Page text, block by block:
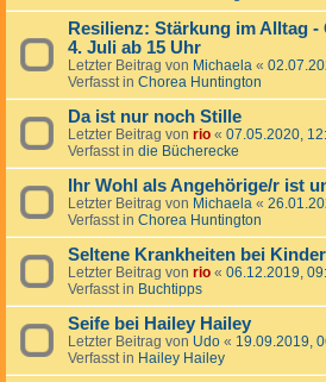
Resilienz: Stärkung im Alltag -
4. Juli ab 15 Uhr
Letzter Beitrag von Michaela «
Verfasst in Chorea Huntington
Da ist nur noch Stille
Letzter Beitrag von rio « 07.05.2020,
Verfasst in die Bücherecke
Ihr Wohl als Angehörige/r ist
Letzter Beitrag von Michaela «
Verfasst in Chorea Huntington
Seltene Krankheiten bei
Letzter Beitrag von rio « 06.12.2019,
Verfasst in Buchtipps
Seife bei Hailey Hailey
Letzter Beitrag von Udo « 19.09.2019,
Verfasst in Hailey Hailey